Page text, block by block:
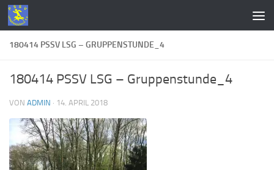
Zum Inhalt springen
180414 PSSV LSG – GRUPPENSTUNDE_4
180414 PSSV LSG – Gruppenstunde_4
VON ADMIN · 14. APRIL 2018